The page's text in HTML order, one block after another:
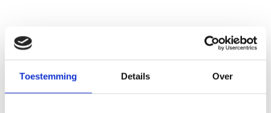
Toestemming Details Over
BESCHRIJVING
AANVULLENDE INFORMATIE